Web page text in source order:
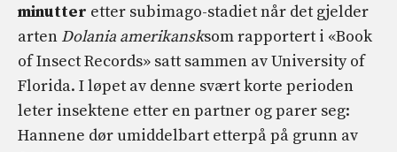
minutter etter subimago-stadiet når det gjelder
arten Dolania amerikansksom rapportert i «Book
of Insect Records» satt sammen av University of
Florida. I løpet av denne svært korte perioden
leter insektene etter en partner og parer seg:
Hannene dør umiddelbart etterpå på grunn av